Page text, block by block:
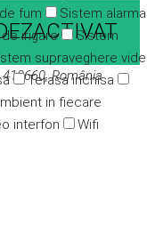
fum
Sistem alarma
irigare
Sistem
supraveghere
Terasa inchisa
in fiecare
interfon Wifi
România